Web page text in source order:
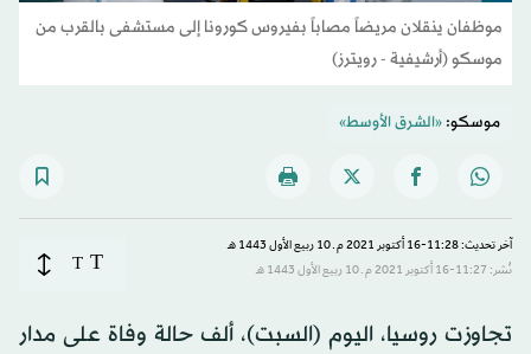
موظفان ينقلان مريضاً مصاباً بفيروس كورونا إلى مستشفى بالقرب من
موسكو (أرشيفية - رويترز)
موسكو:«الشرق الأوسط»
آخر تحديث: 11:28-16 أكتوبر 2021 م ـ 10 ربيع الأول 1443 هـ
نُشر: 11:27-16 أكتوبر 2021 م ـ 10 ربيع الأول 1443 هـ
T
T
تجاوزت روسيا، اليوم (السبت)، ألف حالة وفاة على مدار